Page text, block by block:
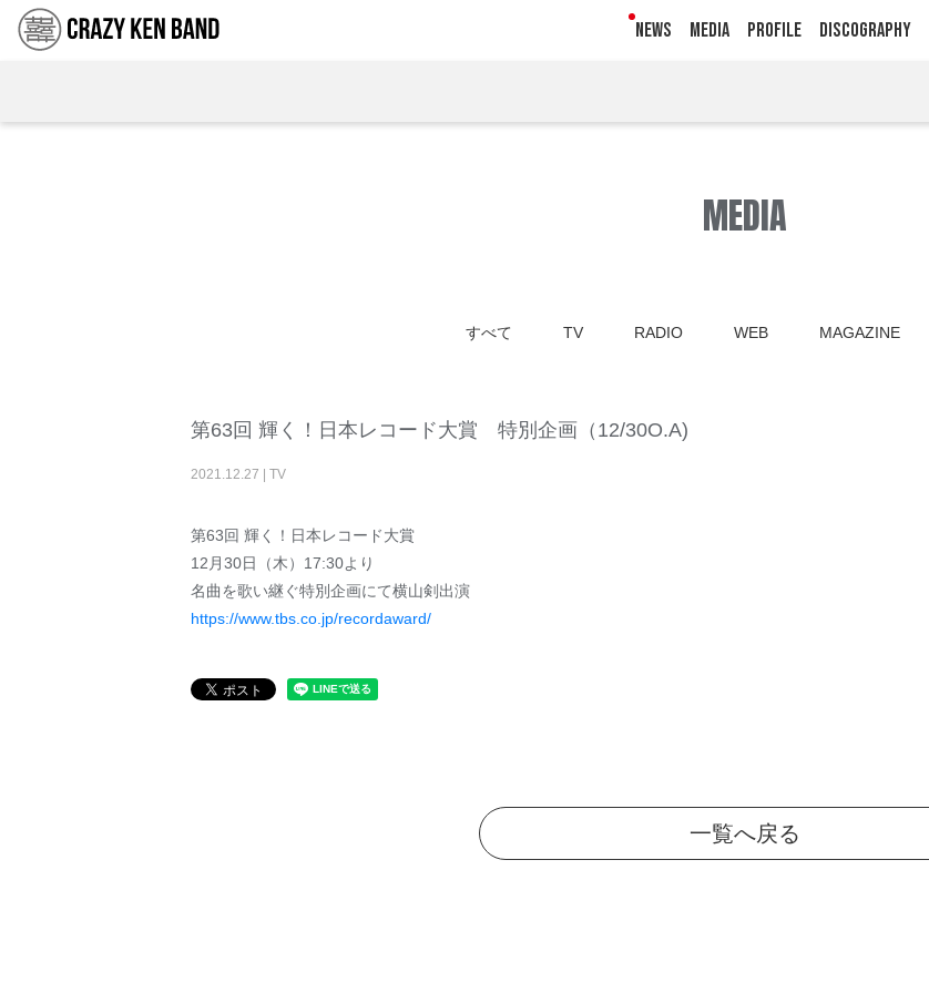
NEWS MEDIA PROFILE DISCOGRAPHY
MEDIA
すべて TV RADIO WEB MAGAZINE
第63回 輝く！日本レコード大賞 特別企画（12/30O.A)
2021.12.27 TV
第63回 輝く！日本レコード大賞
12月30日（木）17:30より
名曲を歌い継ぐ特別企画にて横山剣出演
https://www.tbs.co.jp/recordaward/
一覧へ戻る